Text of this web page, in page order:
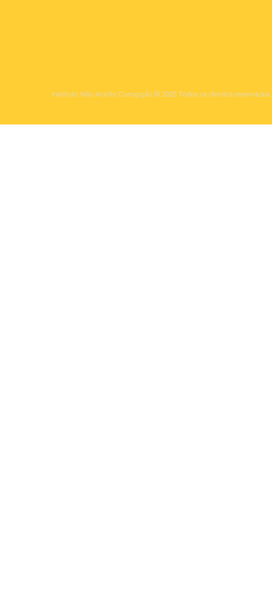
Instituto Não Aceito Corrupção © 2025 Todos os direitos